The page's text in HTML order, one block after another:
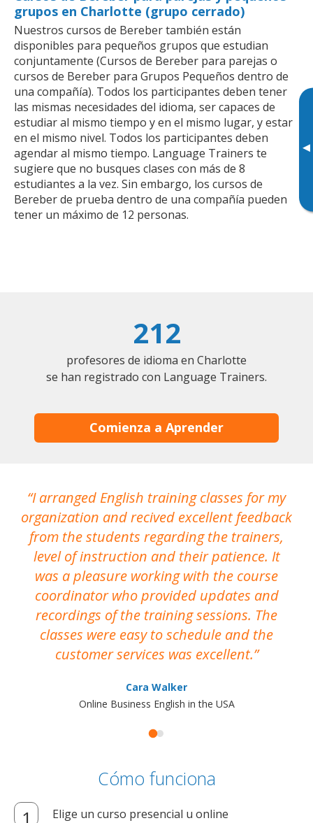
▸
grupos en Charlotte (grupo cerrado)
Nuestros cursos de Bereber también están
disponibles para pequeños grupos que estudian
conjuntamente (Cursos de Bereber para parejas o
cursos de Bereber para Grupos Pequeños dentro de
una compañía). Todos los participantes deben tener
las mismas necesidades del idioma, ser capaces de
estudiar al mismo tiempo y en el mismo lugar, y estar
en el mismo nivel. Todos los participantes deben
agendar al mismo tiempo. Language Trainers te
sugiere que no busques clases con más de 8
estudiantes a la vez. Sin embargo, los cursos de
Bereber de prueba dentro de una compañía pueden
tener un máximo de 12 personas.
212
profesores de idioma en Charlotte
se han registrado con Language Trainers.
Comienza a Aprender
I arranged English training classes for my
organization and recived excellent feedback
from the students regarding the trainers,
level of instruction and their patience. It
was a pleasure working with the course
coordinator who provided updates and
recordings of the training sessions. The
classes were easy to schedule and the
customer services was excellent.
Cara Walker
Online Business English in the USA
Cómo funciona
Elige un curso presencial u online